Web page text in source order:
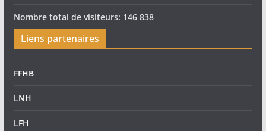
Nombre total de visiteurs: 146 838
Liens partenaires
FFHB
LNH
LFH